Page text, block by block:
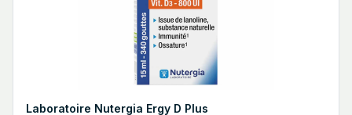
Laboratoire Nutergia Ergy D Plus